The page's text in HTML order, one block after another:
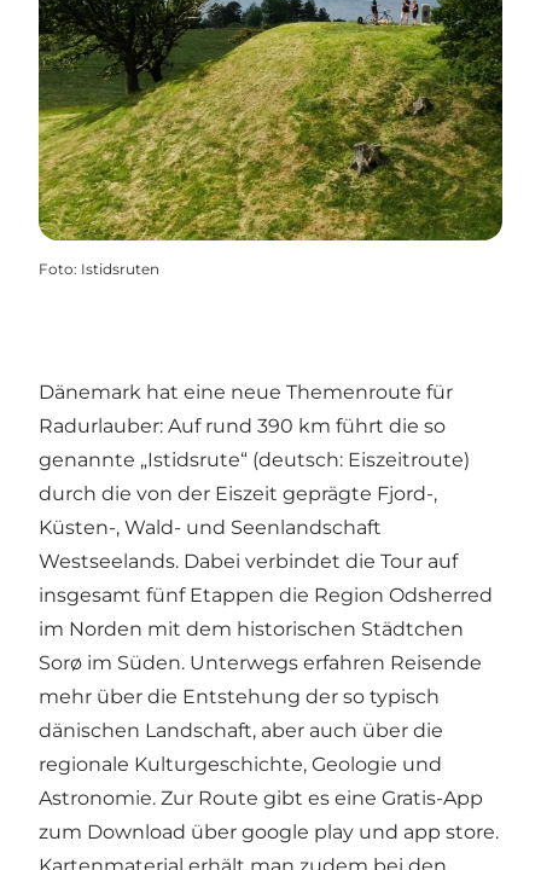
Foto: Istidsruten
Dänemark hat eine neue Themenroute für
Radurlauber: Auf rund 390 km führt die so
genannte „Istidsrute“ (deutsch: Eiszeitroute)
durch die von der Eiszeit geprägte Fjord-,
Küsten-, Wald- und Seenlandschaft
Westseelands. Dabei verbindet die Tour auf
insgesamt fünf Etappen die Region Odsherred
im Norden mit dem historischen Städtchen
Sorø im Süden. Unterwegs erfahren Reisende
mehr über die Entstehung der so typisch
dänischen Landschaft, aber auch über die
regionale Kulturgeschichte, Geologie und
Astronomie. Zur Route gibt es eine Gratis-App
zum Download über google play und app store.
Kartenmaterial erhält man zudem bei den